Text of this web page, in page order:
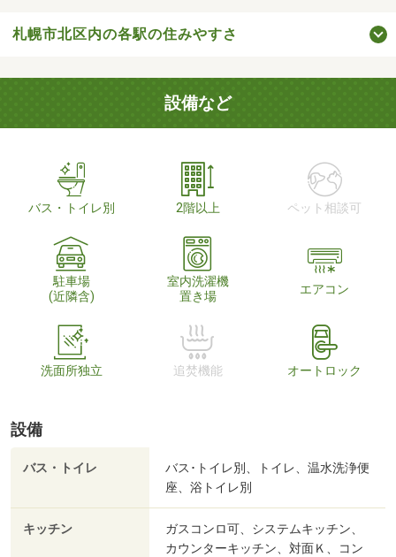
札幌市北区内の各駅の住みやすさ
設備など
バス・トイレ別 2階以上 ペット相談可
駐車場
(近隣含)
室内洗濯機
置き場
エアコン
洗面所独立 追焚機能 オートロック
設備
バス・トイレ
バス･トイレ別、トイレ、温水洗浄便
座、浴トイレ別
キッチン
ガスコンロ可、システムキッチン、
カウンターキッチン、対面Ｋ、コン